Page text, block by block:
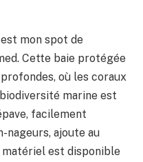
est mon spot de
Cette baie protégée
où les coraux
marine est
facilement
nageurs, ajoute au
matériel est disponible